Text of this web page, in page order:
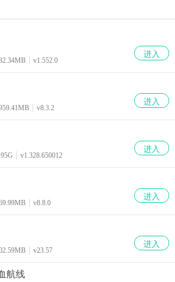
v1.552.0
进入
v8.3.2
进入
v1.328.650012
进入
v8.8.0
进入
v23.57
进入
航线